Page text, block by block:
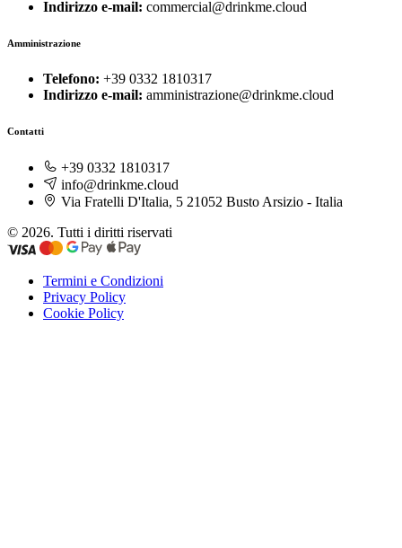
Indirizzo e-mail: commercial@drinkme.cloud
Amministrazione
Telefono: +39 0332 1810317
Indirizzo e-mail: amministrazione@drinkme.cloud
Contatti
+39 0332 1810317
info@drinkme.cloud
Via Fratelli D'Italia, 5 21052 Busto Arsizio - Italia
© 2026. Tutti i diritti riservati
Termini e Condizioni
Privacy Policy
Cookie Policy